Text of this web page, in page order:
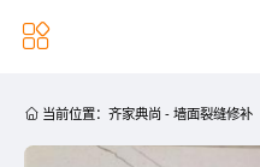

 当前位置： 齐家典尚 - 墙面裂缝修补